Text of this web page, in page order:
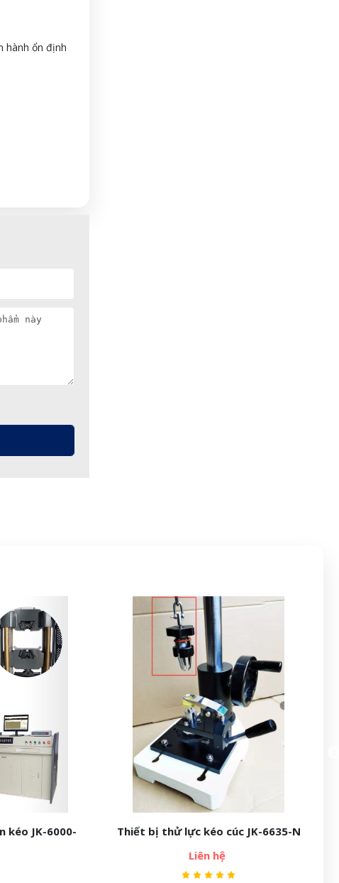
hành ổn định
kéo JK-6000-
Thiết bị thử lực kéo cúc JK-6635-N
Liên hệ